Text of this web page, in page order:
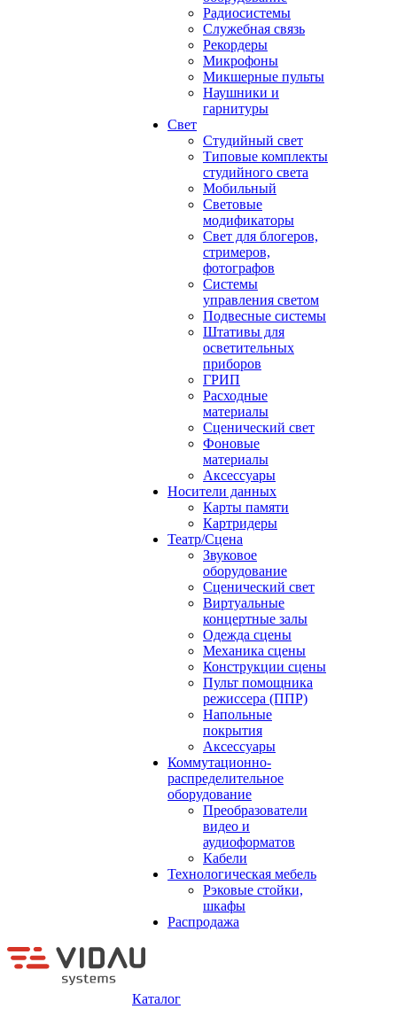
Радиосистемы
Служебная связь
Рекордеры
Микрофоны
Микшерные пульты
Наушники и
гарнитуры
Свет
Студийный свет
Типовые комплекты
студийного света
Мобильный
Световые
модификаторы
Свет для блогеров,
стримеров,
фотографов
Системы
управления светом
Подвесные системы
Штативы для
осветительных
приборов
ГРИП
Расходные
материалы
Сценический свет
Фоновые
материалы
Аксессуары
Носители данных
Карты памяти
Картридеры
Театр/Сцена
Звуковое
оборудование
Сценический свет
Виртуальные
концертные залы
Одежда сцены
Механика сцены
Конструкции сцены
Пульт помощника
режиссера (ППР)
Напольные
покрытия
Аксессуары
Коммутационно-
распределительное
оборудование
Преобразователи
видео и
аудиоформатов
Кабели
Технологическая мебель
Рэковые стойки,
шкафы
Распродажа
Каталог